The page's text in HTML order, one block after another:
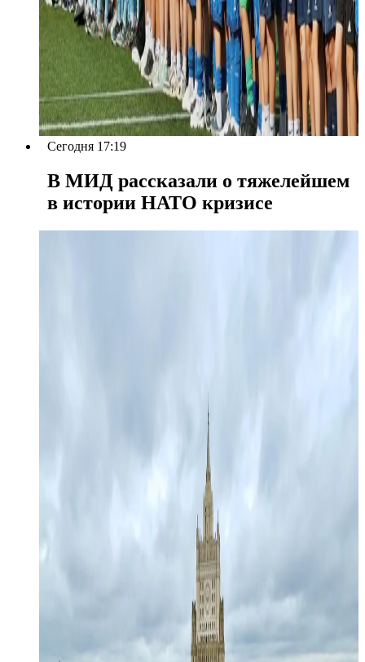
Сегодня 17:19
В МИД рассказали о тяжелейшем
в истории НАТО кризисе